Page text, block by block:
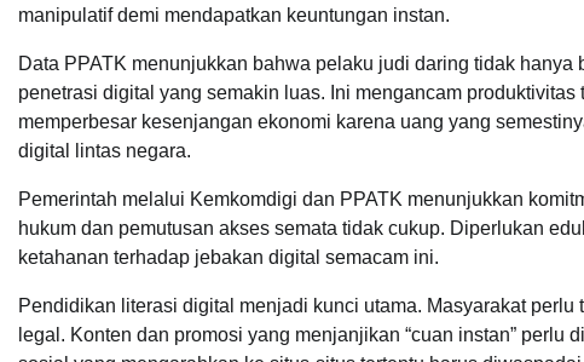
manipulatif demi mendapatkan keuntungan instan.
Data PPATK menunjukkan bahwa pelaku judi daring tidak
penetrasi digital yang semakin luas. Ini mengancam
memperbesar kesenjangan ekonomi karena uang yang
digital lintas negara.
Pemerintah melalui Kemkomdigi dan PPATK menunjukkan
hukum dan pemutusan akses semata tidak cukup. Diperlukan
ketahanan terhadap jebakan digital semacam ini.
Pendidikan literasi digital menjadi kunci utama. Masyarakat
legal. Konten dan promosi yang menjanjikan “cuan instan”